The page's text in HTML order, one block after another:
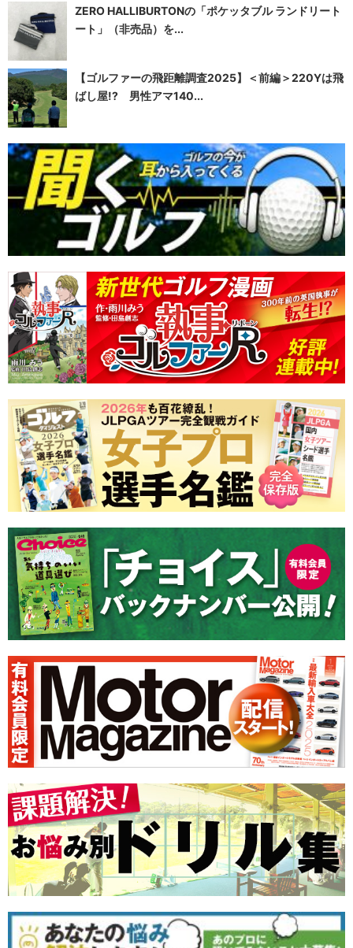
ZERO HALLIBURTONの「ポケッタブル ランドリート
ート」（非売品）を...
【ゴルファーの飛距離調査2025】＜前編＞220Yは飛
ばし屋!? 男性アマ140...